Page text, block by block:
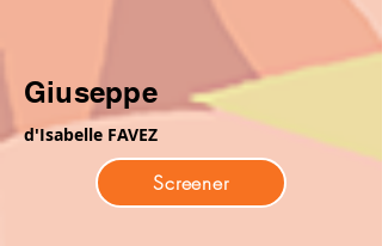
Giuseppe
d'Isabelle FAVEZ
Screener